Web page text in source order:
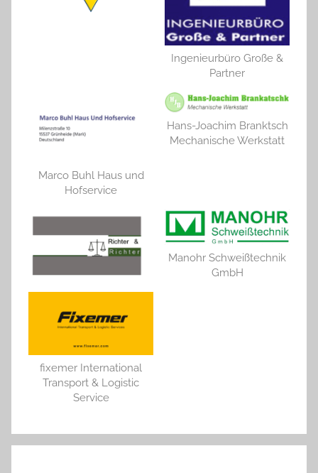
Ingenieurbüro Große &
Partner
Marco Buhl Haus und
Hofservice
Hans-Joachim Branktsch
Mechanische Werkstatt
Manohr Schweißtechnik
GmbH
fixemer International
Transport & Logistic
Service